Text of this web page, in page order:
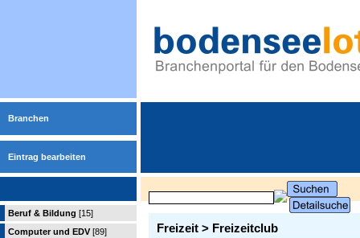
Branchen
Eintrag bearbeiten
Beruf & Bildung [15]
Computer und EDV [89]
Freizeit > Freizeitclub